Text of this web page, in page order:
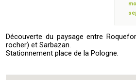
Découverte du paysage entre
rocher) et Sarbazan.
Stationnement place de la Pologne.